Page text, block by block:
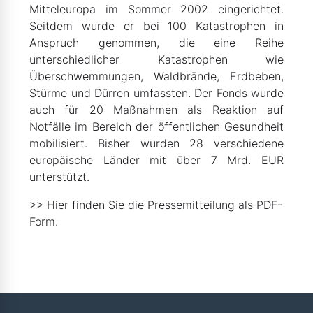
Mitteleuropa im Sommer 2002 eingerichtet.
Seitdem wurde er bei 100 Katastrophen in
Anspruch genommen, die eine Reihe
unterschiedlicher Katastrophen wie
Überschwemmungen, Waldbrände, Erdbeben,
Stürme und Dürren umfassten. Der Fonds wurde
auch für 20 Maßnahmen als Reaktion auf
Notfälle im Bereich der öffentlichen Gesundheit
mobilisiert. Bisher wurden 28 verschiedene
europäische Länder mit über 7 Mrd. EUR
unterstützt.
>> Hier finden Sie die Pressemitteilung als PDF-
Form.